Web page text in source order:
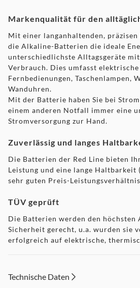
Markenqualität für den
Mit einer langanhaltenden, präzisen
die Alkaline-Batterien die ideale
unterschiedlichste Alltagsgeräte
Verbrauch. Dies umfasst
Fernbedienungen, Taschenlampen,
Wanduhren.
Mit der Batterie haben Sie bei
einem anderen Notfall immer eine
Stromversorgung zur Hand.
Zuverlässig und langes
Die Batterien der Red Line bieten
Leistung und eine lange Haltbarkeit
sehr guten Preis-
TÜV geprüft
Die Batterien werden den höchsten
Sicherheit gerecht, u.a. wurden sie
erfolgreich auf elektrische,
Technische Daten